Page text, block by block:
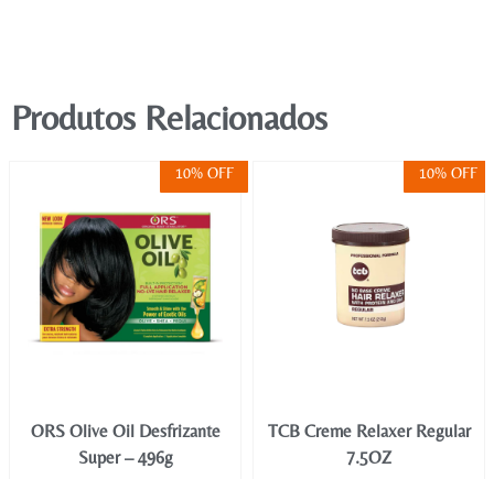
Produtos Relacionados
10% OFF
ORS Olive Oil Desfrizante
Super – 496g
10% OFF
TCB Creme Relaxer Regular
7.5OZ